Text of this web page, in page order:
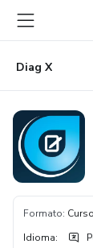
para
conteúdo
principal
para
pagamento
para
rodapé
Diag X
Formato:
Idioma: